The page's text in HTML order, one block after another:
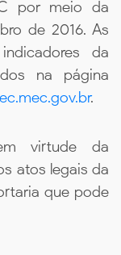
por meio da
de 2016. As
da
na página
.
virtude da
atos legais da
que pode